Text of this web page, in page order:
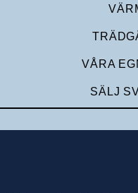
VÅRA
SÄLJ